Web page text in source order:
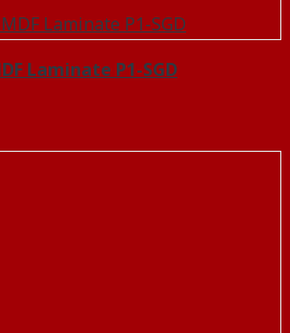
Laminate P1-SGD